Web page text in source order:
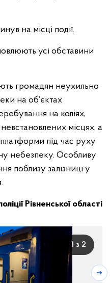
на місці події.
усі обставини
громадян неухильно
на об’єктах
на коліях,
місцях, а
під час руху
небезпеку. Особливу
поблизу залізниці у
Рівненської області
1 з 2